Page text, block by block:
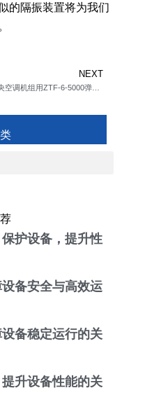
的隔振装置将为我们
NEXT
中央空调机组用ZTF-6-5000弹簧避震器
护设备，提升性
备安全与高效运
备稳定运行的关
升设备性能的关